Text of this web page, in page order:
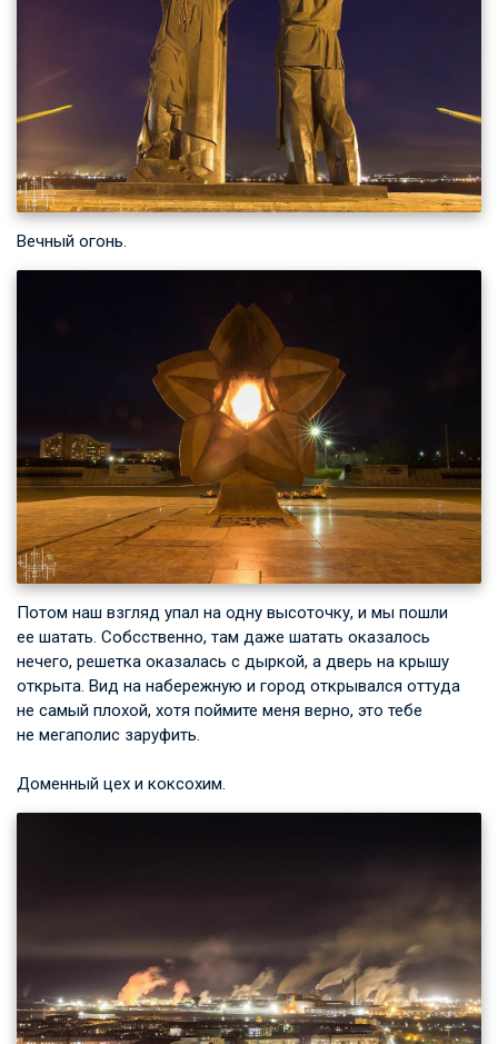
Вечный огонь.
Потом наш взгляд упал на одну высоточку, и мы пошли
ее шатать. Собсственно, там даже шатать оказалось
нечего, решетка оказалась с дыркой, а дверь на крышу
открыта. Вид на набережную и город открывался оттуда
не самый плохой, хотя поймите меня верно, это тебе
не мегаполис заруфить.
Доменный цех и коксохим.